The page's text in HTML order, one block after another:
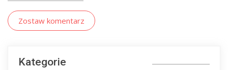
Zostaw komentarz
Kategorie